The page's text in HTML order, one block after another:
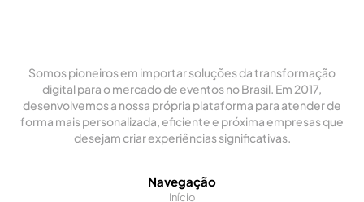
Somos pioneiros em importar soluções da transformação
digital para o mercado de eventos no Brasil. Em 2017,
desenvolvemos a nossa própria plataforma para atender de
forma mais personalizada, eficiente e próxima empresas que
desejam criar experiências significativas.
Navegação
Início